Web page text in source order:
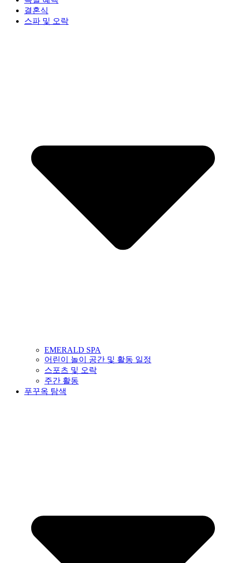
결혼식
스파 및 오락
EMERALD SPA
어린이 놀이 공간 및 활동 일정
스포츠 및 오락
주간 활동
푸꾸옥 탐색